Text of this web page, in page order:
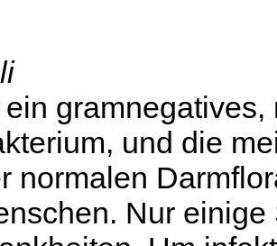
ein
und die
normalen
Nur